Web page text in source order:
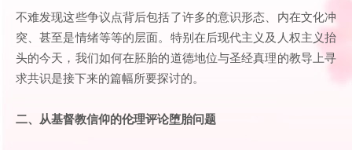
不难发现这些争议点背后包括了许多的意识形态、内在文化冲
突、甚至是情绪等等的层面。特别在后现代主义及人权主义抬
头的今天，我们如何在胚胎的道德地位与圣经真理的教导上寻
求共识是接下来的篇幅所要探讨的。
二、从基督教信仰的伦理评论堕胎问题